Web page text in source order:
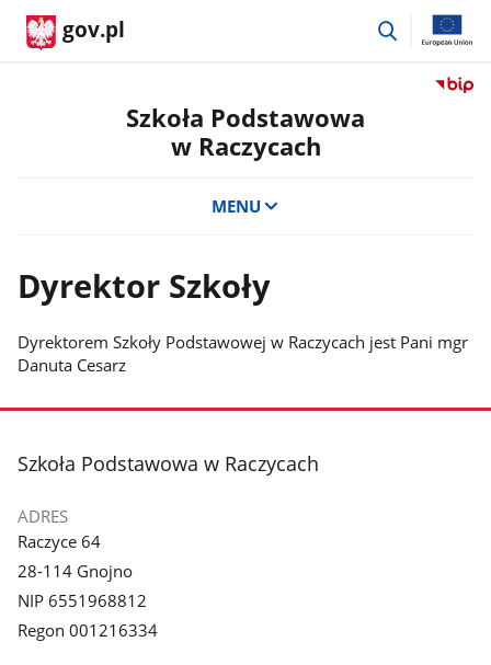
gov.pl
przejdź
Przejdź
Szkoła Podstawowa
w Raczycach
MENU
Dyrektor Szkoły
Dyrektorem Szkoły Podstawowej w Raczycach jest Pani mgr
Danuta Cesarz
stopka
Szkoła Podstawowa w Raczycach
ADRES
Raczyce 64
28-114 Gnojno
NIP 6551968812
Regon 001216334